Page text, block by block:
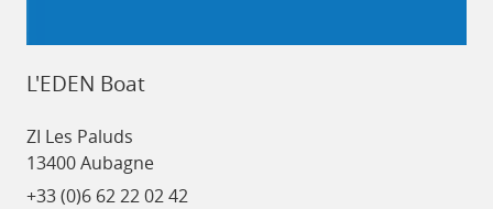
L'EDEN Boat
ZI Les Paluds
13400 Aubagne
+33 (0)6 62 22 02 42